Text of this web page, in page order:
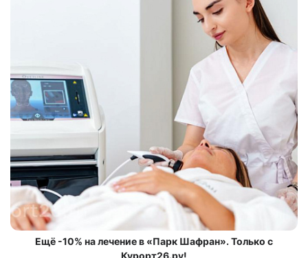
Ещё -10% на лечение в «Парк Шафран». Только с
Курорт26.ру!